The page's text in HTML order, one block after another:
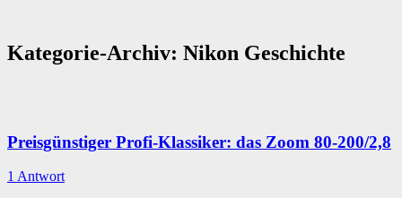
Kategorie-Archiv: Nikon Geschichte
Preisgünstiger Profi-Klassiker: das Zoom 80-200/2,8
1 Antwort